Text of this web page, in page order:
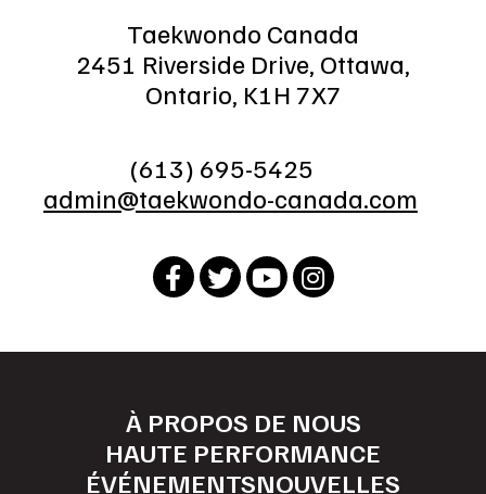
Taekwondo Canada
2451 Riverside Drive, Ottawa,
Ontario, K1H 7X7
(613) 695-5425
admin@taekwondo-canada.com
À PROPOS DE NOUS
HAUTE PERFORMANCE
ÉVÉNEMENTSNOUVELLES